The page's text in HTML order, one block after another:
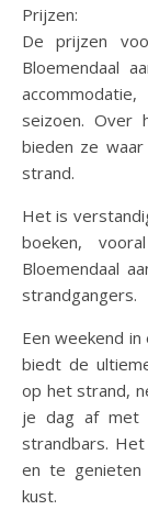
Prijzen:
De prijzen
Bloemendaal
seizoen. Over
bieden ze
strand.
Het is
boeken,
Bloemendaal
strandgangers.
Een weekend in
biedt de
op het strand,
je dag af met
strandbars.
en te genieten
kust.